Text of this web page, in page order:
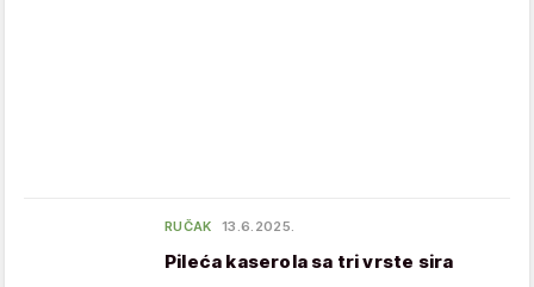
RUČAK 13.6.2025.
Pileća kaserola sa tri vrste sira